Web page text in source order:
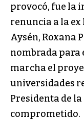
provocó, fue la
renuncia a la ex
Aysén, Roxana
nombrada para
marcha el
universidades
Presidenta de
comprometido.